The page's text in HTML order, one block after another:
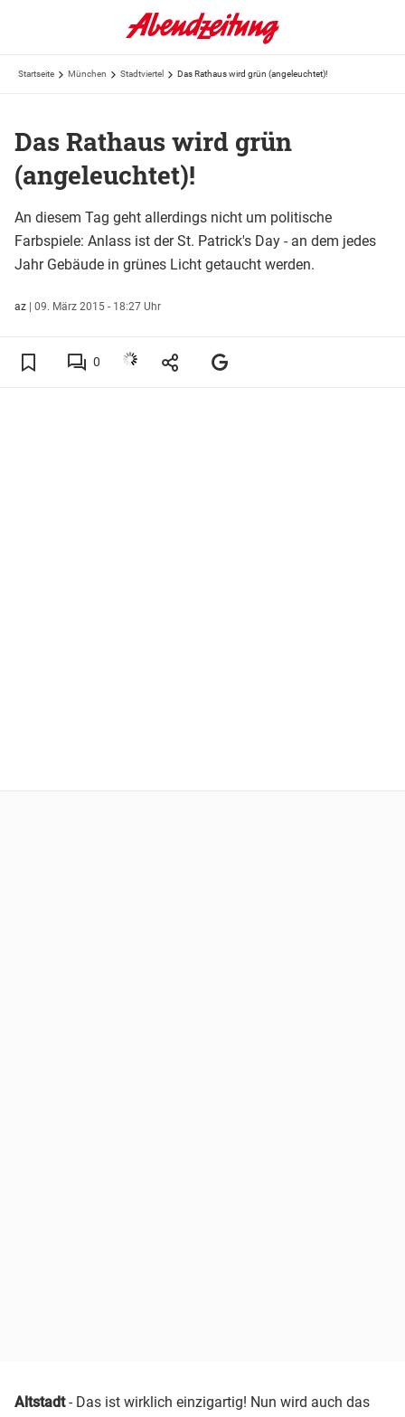
Startseite München Stadtviertel Das Rathaus wird grün (angeleuchtet)!
Das Rathaus wird grün
(angeleuchtet)!
An diesem Tag geht allerdings nicht um politische
Farbspiele: Anlass ist der St. Patrick's Day - an dem jedes
Jahr Gebäude in grünes Licht getaucht werden.
az | 09. März 2015 - 18:27 Uhr
0
Altstadt- Das ist wirklich einzigartig! Nun wird auch das